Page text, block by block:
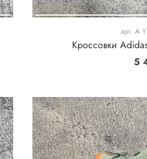
арт. A
Кроссовки
5